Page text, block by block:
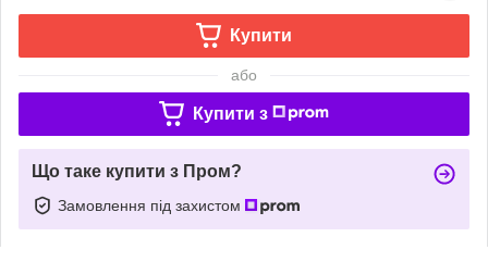
Купити
або
Купити з
Що таке купити з Пром?
Замовлення під захистом